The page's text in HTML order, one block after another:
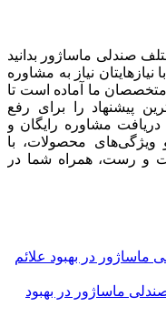
صندلی ماساژور بدانید
نیاز به مشاوره
متخصصان ما آماده است تا
پیشنهاد را برای رفع
دریافت مشاوره رایگان و
محصولات، با
و رست، همراه شما در
ماساژور در بهبود علائم
ماساژور در بهبود